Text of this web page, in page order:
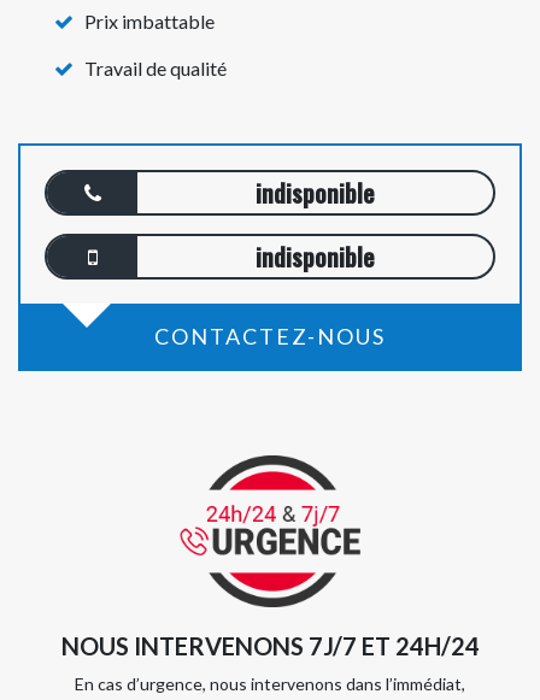
Prix imbattable
Travail de qualité
indisponible
indisponible
CONTACTEZ-NOUS
NOUS INTERVENONS 7J/7 ET 24H/24
En cas d’urgence, nous intervenons dans l’immédiat,